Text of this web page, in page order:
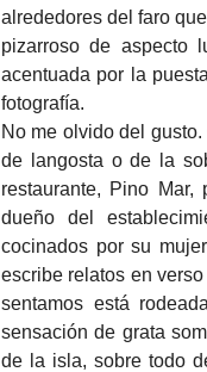
alrededores del faro
pizarroso de aspecto
acentuada por la
fotografía.
No me olvido del
de langosta o de la
restaurante, Pino
dueño del
cocinados por su
escribe relatos en
sentamos está
sensación de grata
de la isla, sobre todo